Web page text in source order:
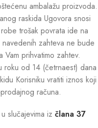
ambalažu proizvoda.
raskida Ugovora snosi
trošak povrata ide na
zahteva ne bude
prihvatimo zahtev.
roku od 14 (četrnaest) dana
Korisniku vratiti iznos koji
računa.
slučajevima iz člana 37